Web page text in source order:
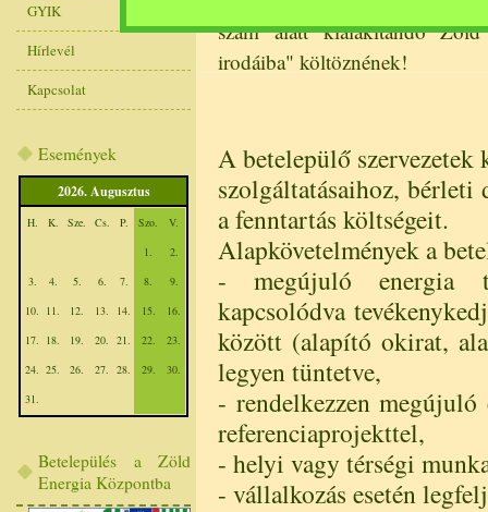
GYIK
Hírlevél
Kapcsolat
Események
2026. Augusztus
H. K. Sze. Cs. P. Szo.
V.
1.
2.
3.
4. 5. 6. 7. 8.
9.
10. 11. 12. 13. 14. 15.
16.
17. 18. 19. 20. 21. 22.
23.
24. 25. 26. 27. 28. 29.
30.
31.
Betelepülés a Zöld
Energia Központba
szám alatt kialakítandó
irodáiba" költöznének!
A betelepülő szervezetek
szolgáltatásaihoz,
a fenntartás költségeit.
Alapkövetelmények a
- megújuló energia
kapcsolódva
között (alapító okirat,
legyen tüntetve,
- rendelkezzen
referenciaprojekttel,
- helyi vagy térségi
- vállalkozás esetén